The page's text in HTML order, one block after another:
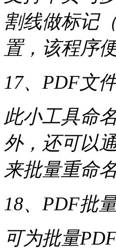
割线做标记
置，该程序
17、PDF文
此小工具命
外，还可以
来批量重命
18、PDF批
可为批量